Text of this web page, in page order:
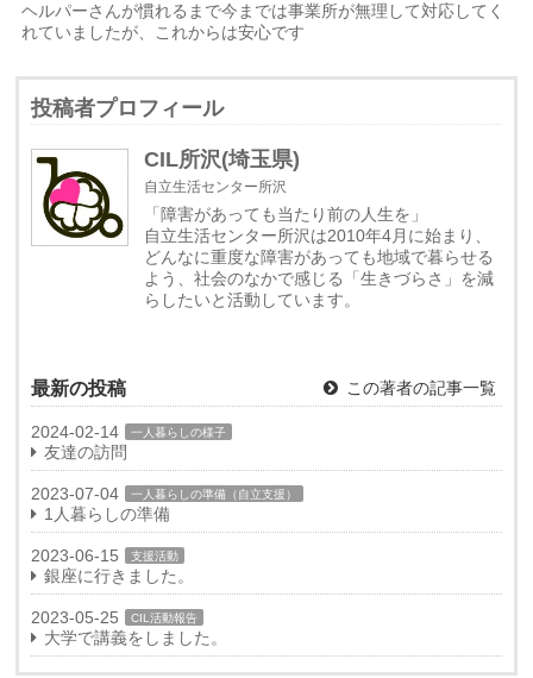
ヘルパーさんが慣れるまで今までは事業所が無理して対応してく
れていましたが、これからは安心です
投稿者プロフィール
CIL所沢(埼玉県)
自立生活センター所沢
「障害があっても当たり前の人生を」
自立生活センター所沢は2010年4月に始まり、
どんなに重度な障害があっても地域で暮らせる
よう、社会のなかで感じる「生きづらさ」を減
らしたいと活動しています。
最新の投稿 この著者の記事一覧
2024-02-14 一人暮らしの様子
友達の訪問
2023-07-04 一人暮らしの準備（自立支援）
1人暮らしの準備
2023-06-15 支援活動
銀座に行きました。
2023-05-25 CIL活動報告
大学で講義をしました。